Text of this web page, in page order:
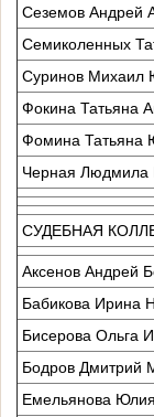
Сеземов Андрей
Семиколенных
Суринов Михаил
Фокина Татьяна
Фомина Татьяна
Черная Людмила
СУДЕБНАЯ
Аксенов Андрей
Бабикова Ирина
Бисерова Ольга
Бодров Дмитрий
Емельянова